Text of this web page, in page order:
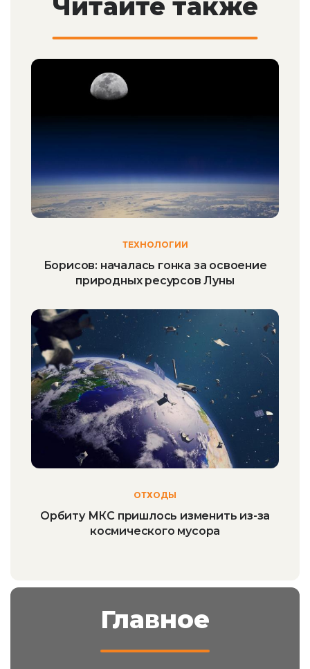
Читайте также
ТЕХНОЛОГИИ
Борисов: началась гонка за освоение
природных ресурсов Луны
ОТХОДЫ
Орбиту МКС пришлось изменить из-за
космического мусора
Главное